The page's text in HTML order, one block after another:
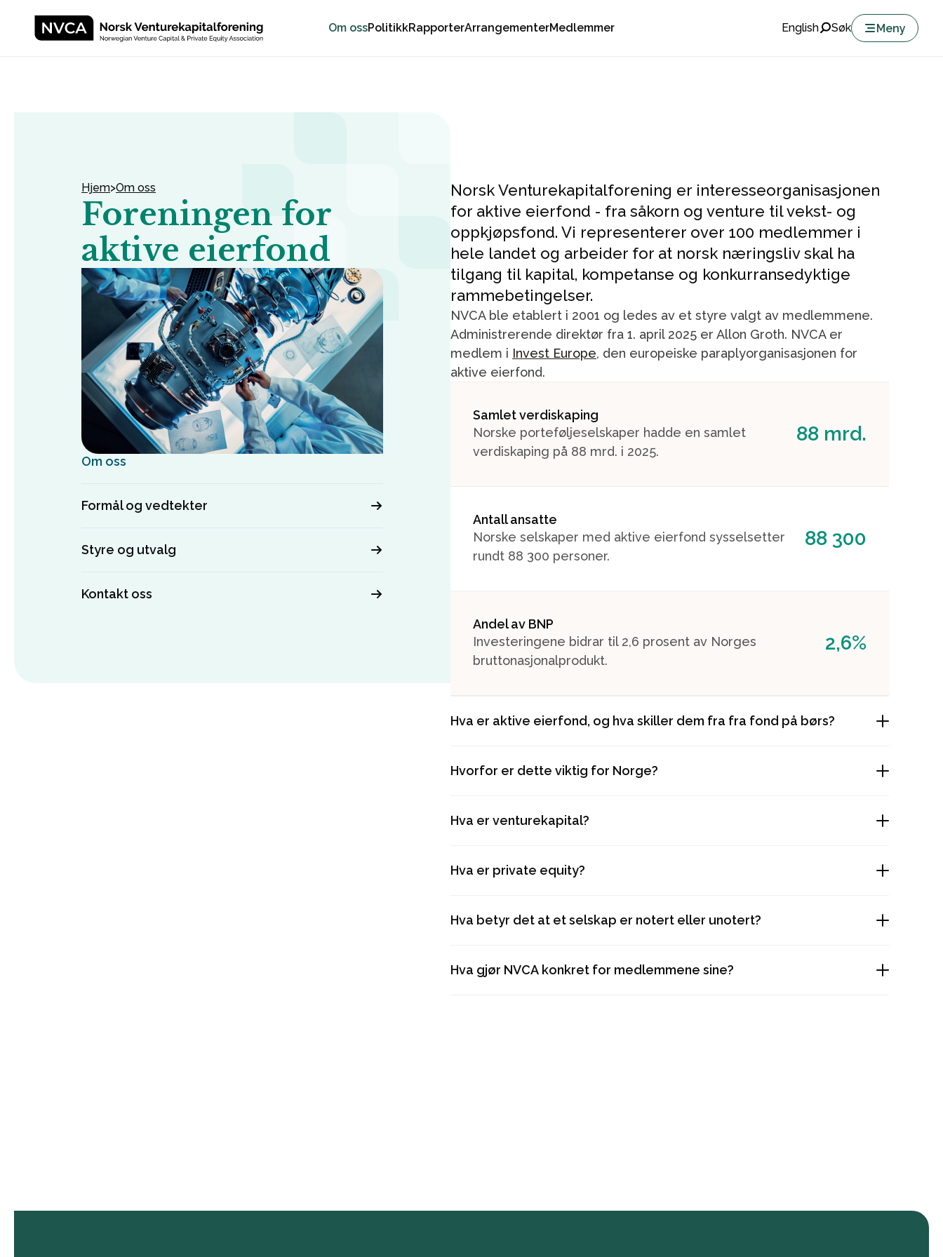
Om ossPolitikkRapporterArrangementerMedlemmer English Søk Meny
Hjem>Om oss
Foreningen for
aktive eierfond
Skip to content
Om oss
Formål og vedtekter
Styre og utvalg
Kontakt oss
Norsk Venturekapitalforening er interesseorganisasjonen
for aktive eierfond - fra såkorn og venture til vekst- og
oppkjøpsfond. Vi representerer over 100 medlemmer i
hele landet og arbeider for at norsk næringsliv skal ha
tilgang til kapital, kompetanse og konkurransedyktige
rammebetingelser.
NVCA ble etablert i 2001 og ledes av et styre valgt av medlemmene.
Administrerende direktør fra 1. april 2025 er Allon Groth. NVCA er
medlem i Invest Europe, den europeiske paraplyorganisasjonen for
aktive eierfond.
Samlet verdiskaping
Norske porteføljeselskaper hadde en samlet
verdiskaping på 88 mrd. i 2025.
88 mrd.
Antall ansatte
Norske selskaper med aktive eierfond sysselsetter
rundt 88 300 personer.
88 300
Andel av BNP
Investeringene bidrar til 2,6 prosent av Norges
bruttonasjonalprodukt.
2,6%
Hva er aktive eierfond, og hva skiller dem fra fra fond på børs?
Hvorfor er dette viktig for Norge?
Hva er venturekapital?
Hva er private equity?
Hva betyr det at et selskap er notert eller unotert?
Hva gjør NVCA konkret for medlemmene sine?